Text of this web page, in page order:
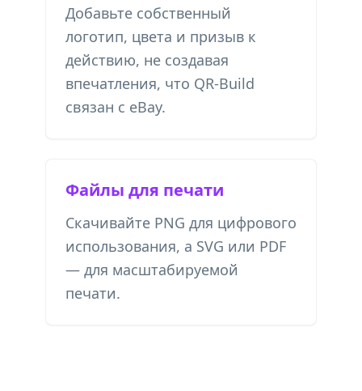
Добавьте собственный
логотип, цвета и призыв к
действию, не создавая
впечатления, что QR-Build
связан с eBay.
Файлы для печати
Скачивайте PNG для цифрового
использования, а SVG или PDF
— для масштабируемой
печати.